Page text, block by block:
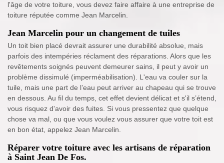
l'âge de votre toiture, vous devez faire affaire à une entreprise de
toiture réputée comme Jean Marcelin.
Jean Marcelin pour un changement de tuiles
Un toit bien placé devrait assurer une durabilité absolue, mais
parfois des intempéries réclament des réparations. Alors que les
revêtements soignés peuvent demeurer sains, il peut y avoir un
problème dissimulé (imperméabilisation). L'eau va couler sur la
tuile, mais une part de l’eau peut arriver au chapeau qui se trouve
en dessous. Au fil du temps, cet effet devient délicat et s'il s’étend,
vous risquez d'avoir des fuites. Si vous pressentez que quelque
chose va mal, ou que vous voulez vous assurer que votre toit est
en bon état, appelez Jean Marcelin.
Réparer votre toiture avec les artisans de réparation
à Saint Jean De Fos.